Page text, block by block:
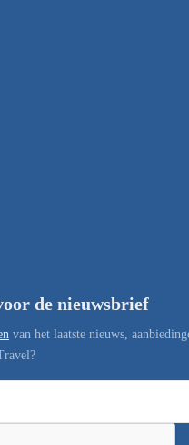
de nieuwsbrief
van het laatste nieuws,